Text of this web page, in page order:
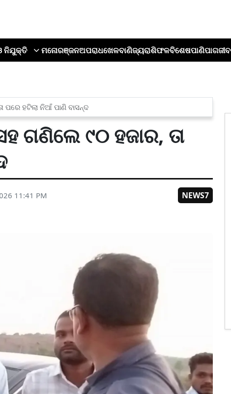
ନିଯୁକ୍ତି ମନୋରଞ୍ଜନଅପରାଧଖେଳବାଣିଜ୍ୟରାଶିଫଳବିଶେଷପାଣିପାଗ
ହଟିଲା ନିଆଁ ପାଣି ବାସନ୍ଦ
ଗଣିଲେ ୯୦ ହଜାର, ତା
11:41 PM
NEWS7